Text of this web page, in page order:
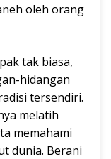
oleh orang
tak biasa,
hidangan
tersendiri.
melatih
memahami
dunia. Berani